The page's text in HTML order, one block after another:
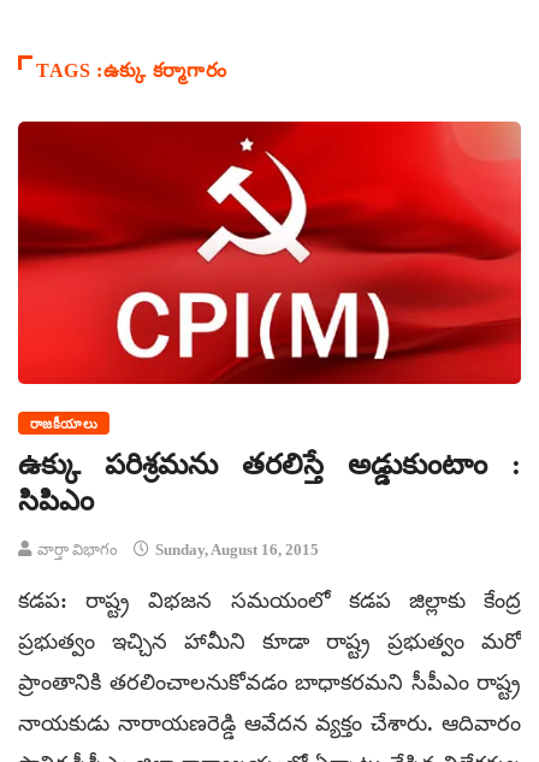
TAGS :ఉక్కు కర్మాగారం
రాజకీయాలు
ఉక్కు పరిశ్రమను తరలిస్తే అడ్డుకుంటాం :
సిపిఎం
వార్తా విభాగం Sunday, August 16, 2015
కడప: రాష్ట్ర విభజన సమయంలో కడప జిల్లాకు కేంద్ర
ప్రభుత్వం ఇచ్చిన హామీని కూడా రాష్ట్ర ప్రభుత్వం మరో
ప్రాంతానికి తరలించాలనుకోవడం బాధాకరమని సీపీఎం రాష్ట్ర
నాయకుడు నారాయణరెడ్డి ఆవేదన వ్యక్తం చేశారు. ఆదివారం